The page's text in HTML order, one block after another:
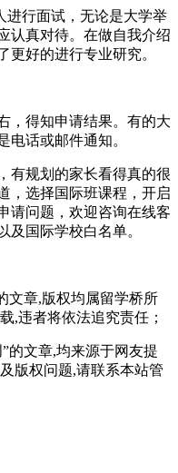
进行面试，无论是大学举
认真对待。在做自我介绍
更好的进行专业研究。
，得知申请结果。有的大
电话或邮件通知。
有规划的家长看得真的很
，选择国际班课程，开启
请问题，欢迎咨询在线客
及国际学校白名单。
章,版权均属留学桥所
,违者将依法追究责任；
的文章,均来源于网友提
版权问题,请联系本站管